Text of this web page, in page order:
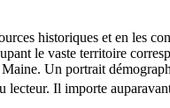
historiques et en les
le vaste territoire
Un portrait
lecteur. Il importe